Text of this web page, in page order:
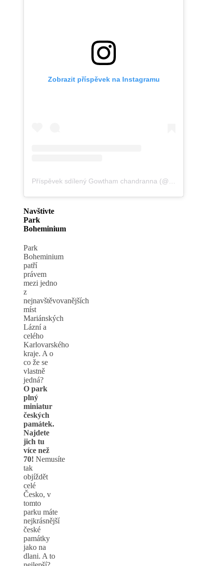
Zobrazit příspěvek na Instagramu
Navštivte
Park
Boheminium
Park
Boheminium
patří
právem
mezi jedno
z
nejnavštěvovanějších
míst
Mariánských
Lázní a
celého
Karlovarského
kraje. A o
co že se
vlastně
jedná?
O park
plný
miniatur
českých
památek.
Najdete
jich tu
více než
70! Nemusíte
tak
objíždět
celé
Česko, v
tomto
parku máte
nejkrásnější
české
památky
jako na
dlani. A to